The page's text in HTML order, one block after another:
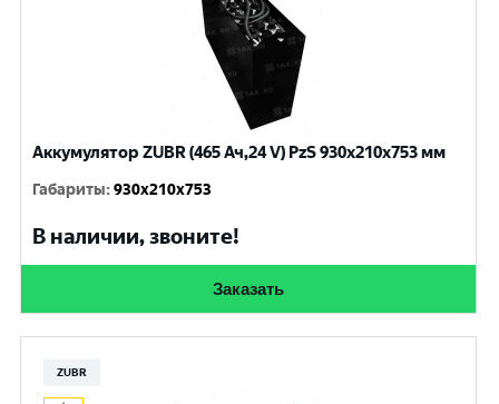
Аккумулятор ZUBR (465 Ач,24 V) PzS 930х210х753 мм
Габариты:930х210х753
В наличии, звоните!
Заказать
ZUBR